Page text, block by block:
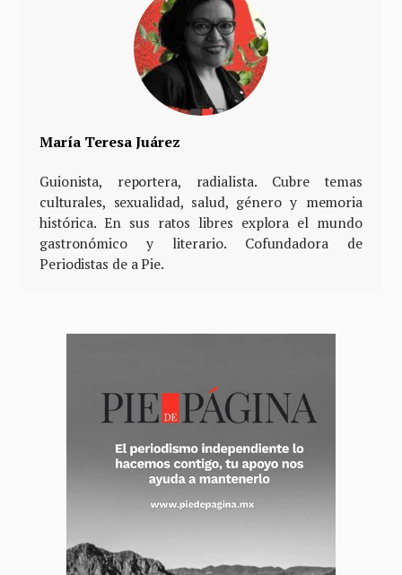
María Teresa Juárez
Guionista, reportera, radialista. Cubre temas
culturales, sexualidad, salud, género y memoria
histórica. En sus ratos libres explora el mundo
gastronómico y literario. Cofundadora de
Periodistas de a Pie.